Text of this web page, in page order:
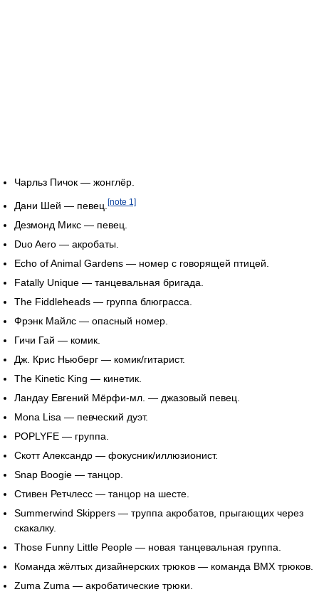
Чарльз Пичок — жонглёр.
Дани Шей — певец. [note 1]
Дезмонд Микс — певец.
Duo Aero — акробаты.
Echo of Animal Gardens — номер с говорящей птицей.
Fatally Unique — танцевальная бригада.
The Fiddleheads — группа блюграсса.
Фрэнк Майлс — опасный номер.
Гичи Гай — комик.
Дж. Крис Ньюберг — комик/гитарист.
The Kinetic King — кинетик.
Ландау Евгений Мёрфи-мл. — джазовый певец.
Mona Lisa — певческий дуэт.
POPLYFE — группа.
Скотт Александр — фокусник/иллюзионист.
Snap Boogie — танцор.
Стивен Ретчлесс — танцор на шесте.
Summerwind Skippers — труппа акробатов, прыгающих через
скакалку.
Those Funny Little People — новая танцевальная группа.
Команда жёлтых дизайнерских трюков — команда BMX трюков.
Zuma Zuma — акробатические трюки.